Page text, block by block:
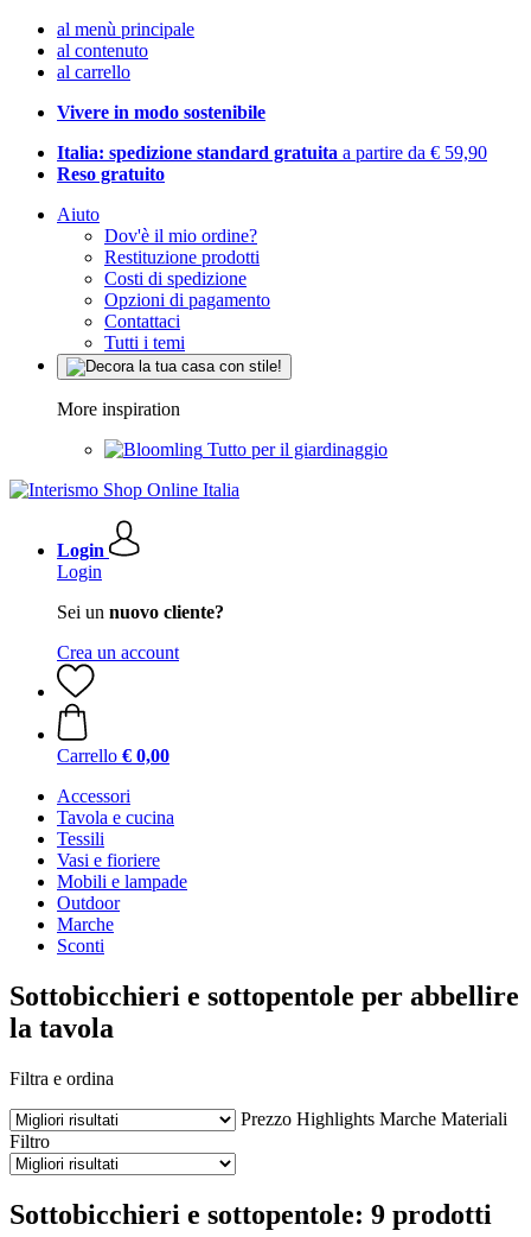
al menù principale
al contenuto
al carrello
Vivere in modo sostenibile
Italia: spedizione standard gratuita a partire da € 59,90
Reso gratuito
Aiuto
Dov'è il mio ordine?
Restituzione prodotti
Costi di spedizione
Opzioni di pagamento
Contattaci
Tutti i temi
More inspiration
Tutto per il giardinaggio
Login
Login
Sei un nuovo cliente?
Crea un account
Carrello € 0,00
Accessori
Tavola e cucina
Tessili
Vasi e fioriere
Mobili e lampade
Outdoor
Marche
Sconti
Sottobicchieri e sottopentole per abbellire
la tavola
Filtra e ordina
Prezzo Highlights Marche Materiali
Filtro
Sottobicchieri e sottopentole: 9 prodotti